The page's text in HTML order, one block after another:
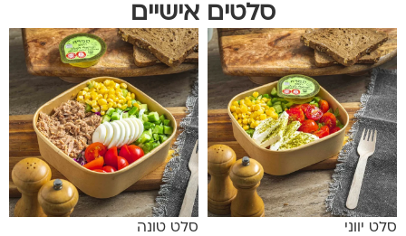
סלטים אישיים
סלט יווני סלט טונה